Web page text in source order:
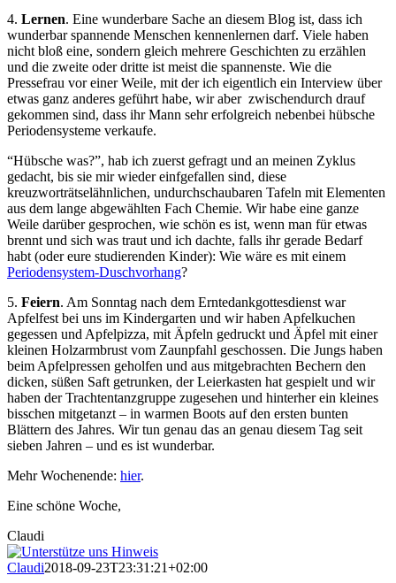
4. Lernen. Eine wunderbare Sache an diesem Blog ist, dass ich
wunderbar spannende Menschen kennenlernen darf. Viele haben
nicht bloß eine, sondern gleich mehrere Geschichten zu erzählen
und die zweite oder dritte ist meist die spannenste. Wie die
Pressefrau vor einer Weile, mit der ich eigentlich ein Interview über
etwas ganz anderes geführt habe, wir aber zwischendurch drauf
gekommen sind, dass ihr Mann sehr erfolgreich nebenbei hübsche
Periodensysteme verkaufe.
“Hübsche was?”, hab ich zuerst gefragt und an meinen Zyklus
gedacht, bis sie mir wieder einfgefallen sind, diese
kreuzworträtselähnlichen, undurchschaubaren Tafeln mit Elementen
aus dem lange abgewählten Fach Chemie. Wir habe eine ganze
Weile darüber gesprochen, wie schön es ist, wenn man für etwas
brennt und sich was traut und ich dachte, falls ihr gerade Bedarf
habt (oder eure studierenden Kinder): Wie wäre es mit einem
Periodensystem-Duschvorhang?
5. Feiern. Am Sonntag nach dem Erntedankgottesdienst war
Apfelfest bei uns im Kindergarten und wir haben Apfelkuchen
gegessen und Apfelpizza, mit Äpfeln gedruckt und Äpfel mit einer
kleinen Holzarmbrust vom Zaunpfahl geschossen. Die Jungs haben
beim Apfelpressen geholfen und aus mitgebrachten Bechern den
dicken, süßen Saft getrunken, der Leierkasten hat gespielt und wir
haben der Trachtentanzgruppe zugesehen und hinterher ein kleines
bisschen mitgetanzt – in warmen Boots auf den ersten bunten
Blättern des Jahres. Wir tun genau das an genau diesem Tag seit
sieben Jahren – und es ist wunderbar.
Mehr Wochenende: hier.
Eine schöne Woche,
Claudi
Claudi2018-09-23T23:31:21+02:00